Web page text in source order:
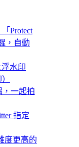
Protect
，自動
浮水印
，一起拍
指定
度更高的